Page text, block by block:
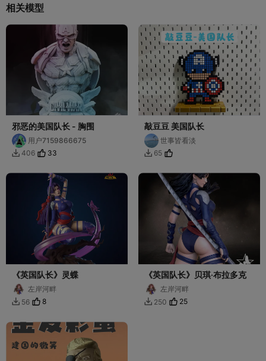
相关模型
邪恶的美国队长 - 胸围
用户7159866675
 406 33
敲豆豆 美国队长
世事皆看淡
 65
《英国队长》灵蝶
左岸河畔
 56 8
《英国队长》贝琪·布拉多克
左岸河畔
 250 25